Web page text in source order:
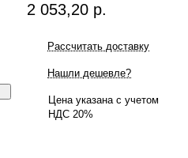
2 053,20 р.
Рассчитать доставку
Нашли дешевле?
Цена указана с учетом
НДС 20%